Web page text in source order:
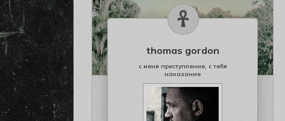
thomas gordon
с меня преступление, с тебя
наказание